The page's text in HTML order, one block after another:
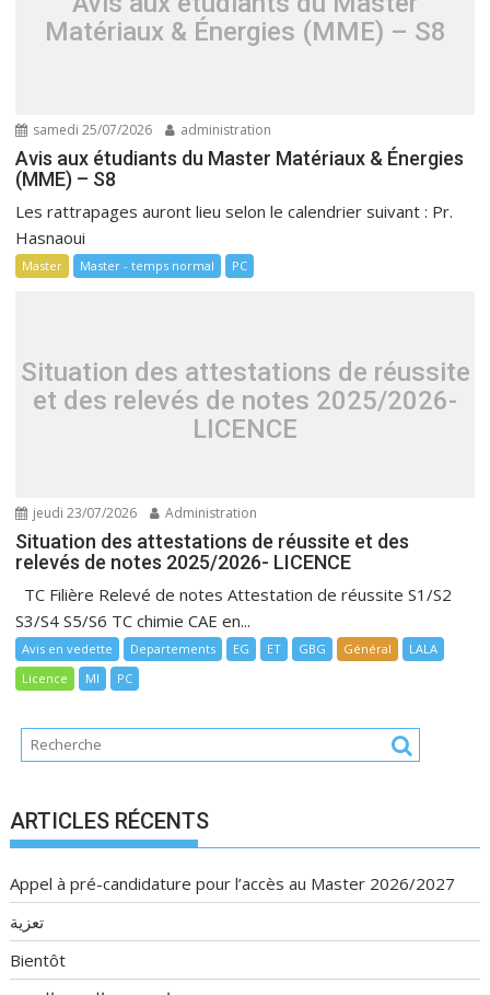
Matériaux & Énergies (MME) – S8
samedi 25/07/2026 administration
Avis aux étudiants du Master Matériaux & Énergies
(MME) – S8
Les rattrapages auront lieu selon le calendrier suivant : Pr.
Hasnaoui
Master Master - temps normal PC
Situation des attestations de réussite
et des relevés de notes 2025/2026-
LICENCE
jeudi 23/07/2026 Administration
Situation des attestations de réussite et des
relevés de notes 2025/2026- LICENCE
TC Filière Relevé de notes Attestation de réussite S1/S2
S3/S4 S5/S6 TC chimie CAE en...
Avis en vedette Departements EG ET GBG Général
LALA
Licence
MI PC
ARTICLES RÉCENTS
Appel à pré-candidature pour l’accès au Master 2026/2027
تعزية
Bientôt